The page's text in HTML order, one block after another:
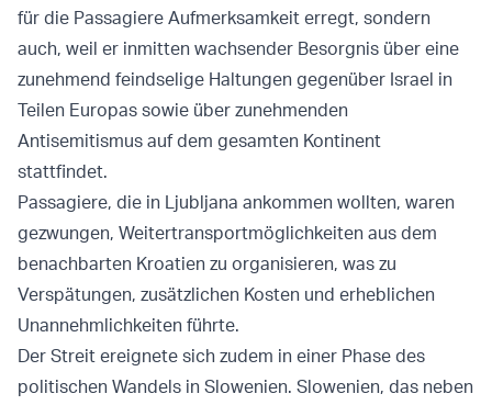
für die Passagiere Aufmerksamkeit erregt, sondern
auch, weil er inmitten wachsender Besorgnis über eine
zunehmend feindselige Haltungen gegenüber Israel in
Teilen Europas sowie über zunehmenden
Antisemitismus auf dem gesamten Kontinent
stattfindet.
Passagiere, die in Ljubljana ankommen wollten, waren
gezwungen, Weitertransportmöglichkeiten aus dem
benachbarten Kroatien zu organisieren, was zu
Verspätungen, zusätzlichen Kosten und erheblichen
Unannehmlichkeiten führte.
Der Streit ereignete sich zudem in einer Phase des
politischen Wandels in Slowenien. Slowenien, das neben